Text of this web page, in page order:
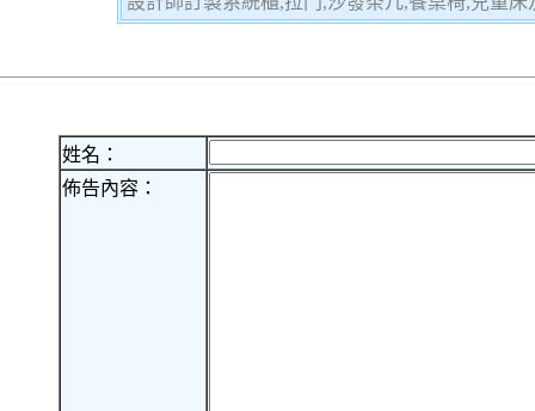
姓名：
佈告內容：